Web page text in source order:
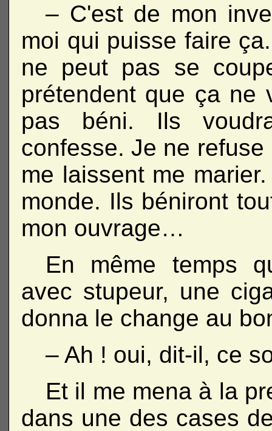
– C'est de mon
moi qui puisse faire
ne peut pas se
prétendent que ça ne
pas béni. Ils
confesse. Je ne
me laissent me
monde. Ils béniront
mon ouvrage…
En même temps
avec stupeur, une
donna le change au
– Ah ! oui, dit-il, ce
Et il me mena à la
dans une des cases